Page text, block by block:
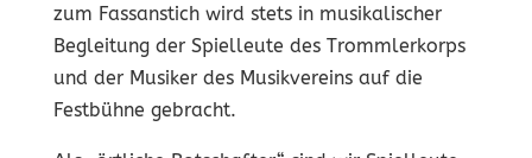
zum Fassanstich wird stets in musikalischer
Begleitung der Spielleute des Trommlerkorps
und der Musiker des Musikvereins auf die
Festbühne gebracht.